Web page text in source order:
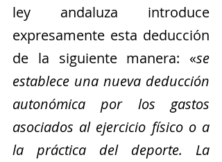
ley andaluza introduce
expresamente esta deducción
de la siguiente manera: «se
establece una nueva deducción
autonómica por los gastos
asociados al ejercicio físico o a
la práctica del deporte. La